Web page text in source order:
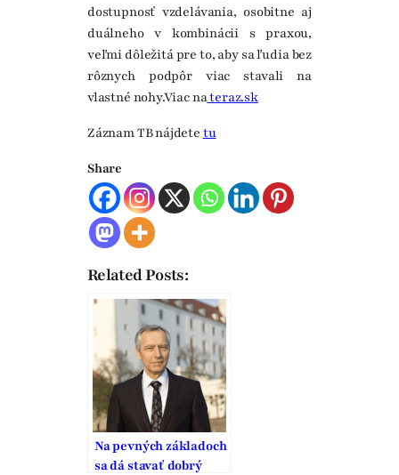
dostupnosť vzdelávania, osobitne aj
duálneho v kombinácii s praxou,
veľmi dôležitá pre to, aby sa ľudia bez
rôznych podpôr viac stavali na
vlastné nohy.Viac nateraz.sk
Záznam TB nájdete tu
Share
Related Posts:
Na pevných základoch
sa dá stavať dobrý